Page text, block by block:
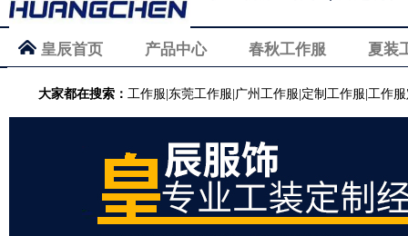
皇辰首页 产品中心 春秋工作服 夏装
大家都在搜索： 工作服|东莞工作服|广州工作服|定制工作服|工作